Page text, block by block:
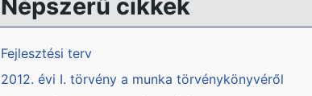
Népszerű cikkek
Fejlesztési terv
2012. évi I. törvény a munka törvénykönyvéről